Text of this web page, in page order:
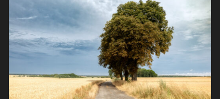
KWIECIEŃ
2020"